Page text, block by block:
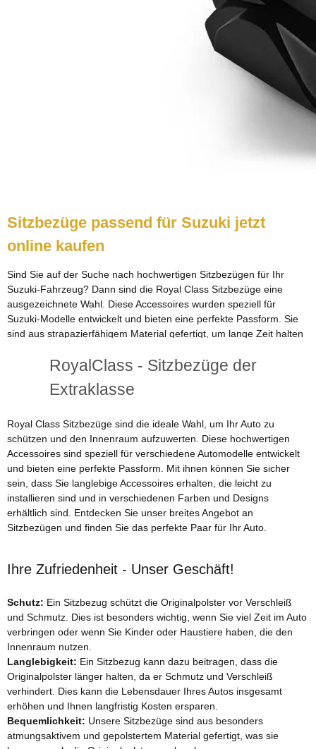
Sitzbezüge passend für Suzuki jetzt
online kaufen
Sind Sie auf der Suche nach hochwertigen Sitzbezügen für Ihr
Suzuki-Fahrzeug? Dann sind die Royal Class Sitzbezüge eine
ausgezeichnete Wahl. Diese Accessoires wurden speziell für
Suzuki-Modelle entwickelt und bieten eine perfekte Passform. Sie
sind aus strapazierfähigem Material gefertigt, um lange Zeit halten
sodass Sie Ihren persönlichen Stil ausdrücken können. Mit den
Royal Class Sitzbezügen können Sie sicher sein, dass Sie
hochwertige Accessoires erhalten, die leicht zu installieren sind und
unseren Online-Shop, um unser Angebot an Sitzbezügen für
Suzuki-Fahrzeuge zu entdecken und das perfekte Paar für Ihr Auto
zu finden.
RoyalClass - Sitzbezüge der
Extraklasse
Royal Class Sitzbezüge sind die ideale Wahl, um Ihr Auto zu
schützen und den Innenraum aufzuwerten. Diese hochwertigen
Accessoires sind speziell für verschiedene Automodelle entwickelt
und bieten eine perfekte Passform. Mit ihnen können Sie sicher
sein, dass Sie langlebige Accessoires erhalten, die leicht zu
installieren sind und in verschiedenen Farben und Designs
erhältlich sind. Entdecken Sie unser breites Angebot an
Sitzbezügen und finden Sie das perfekte Paar für Ihr Auto.
Ihre Zufriedenheit - Unser Geschäft!
Schutz: Ein Sitzbezug schützt die Originalpolster vor Verschleiß
und Schmutz. Dies ist besonders wichtig, wenn Sie viel Zeit im Auto
verbringen oder wenn Sie Kinder oder Haustiere haben, die den
Innenraum nutzen.
Langlebigkeit: Ein Sitzbezug kann dazu beitragen, dass die
Originalpolster länger halten, da er Schmutz und Verschleiß
verhindert. Dies kann die Lebensdauer Ihres Autos insgesamt
erhöhen und Ihnen langfristig Kosten ersparen.
Bequemlichkeit: Unsere Sitzbezüge sind aus besonders
atmungsaktivem und gepolstertem Material gefertigt, was sie